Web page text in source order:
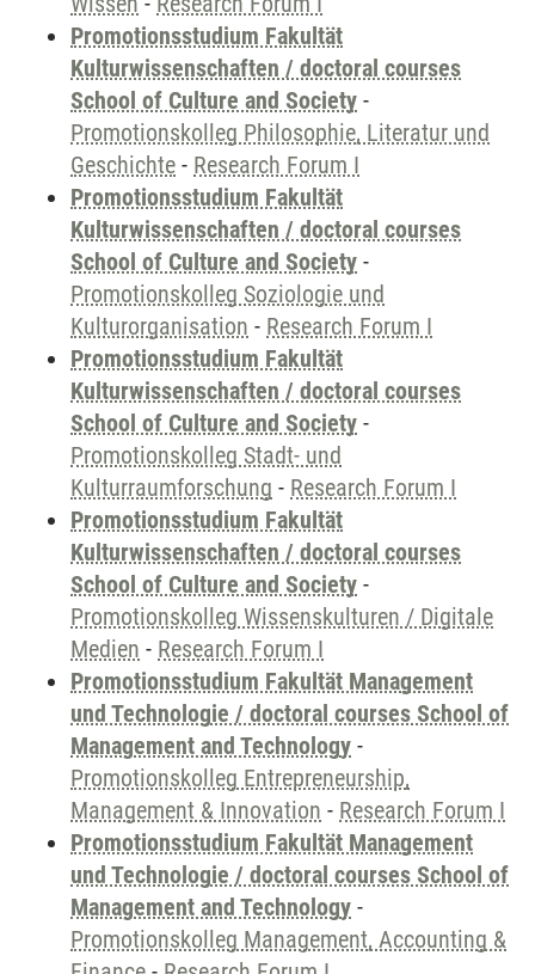
Promotionsstudium Fakultät
Kulturwissenschaften / doctoral courses
School of Culture and Society -
Promotionskolleg Philosophie, Literatur und
Geschichte - Research Forum I
Promotionsstudium Fakultät
Kulturwissenschaften / doctoral courses
School of Culture and Society -
Promotionskolleg Soziologie und
Kulturorganisation - Research Forum I
Promotionsstudium Fakultät
Kulturwissenschaften / doctoral courses
School of Culture and Society -
Promotionskolleg Stadt- und
Kulturraumforschung - Research Forum I
Promotionsstudium Fakultät
Kulturwissenschaften / doctoral courses
School of Culture and Society -
Promotionskolleg Wissenskulturen / Digitale
Medien - Research Forum I
Promotionsstudium Fakultät Management
und Technologie / doctoral courses School of
Management and Technology -
Promotionskolleg Entrepreneurship,
Management & Innovation - Research Forum I
Promotionsstudium Fakultät Management
und Technologie / doctoral courses School of
Management and Technology -
Promotionskolleg Management, Accounting &